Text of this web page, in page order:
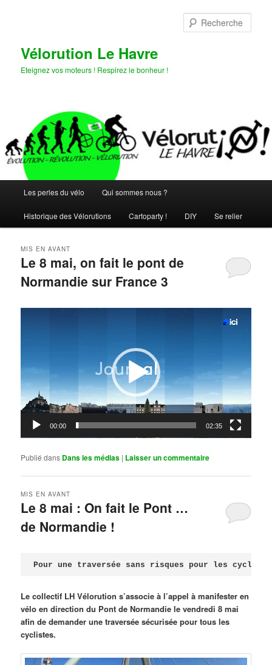
Vélorution Le Havre
Eteignez vos moteurs ! Respirez le bonheur !
principal
Les perles du vélo Qui sommes nous ?
Historique des Vélorutions Cartoparty ! DIY Se relier
Le 8 mai, on fait le pont de
Normandie sur France 3
MIS EN AVANT
00:00 02:35
Publié dans Dans les médias | Laisser un commentaire
Le 8 mai : On fait le Pont …
de Normandie !
MIS EN AVANT
Pour une traversée sans risques pour les
Le collectif LH Vélorution s’associe à l’appel à manifester en
vélo en direction du Pont de Normandie le vendredi 8 mai
afin de demander une traversée sécurisée pour tous les
cyclistes.